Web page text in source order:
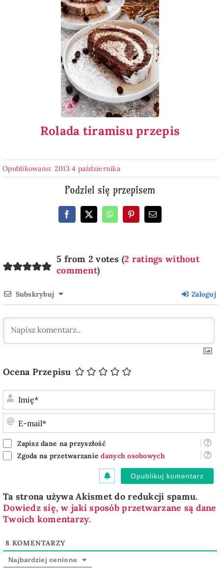
Rolada tiramisu przepis
Opublikowano: 2013 4 października
Podziel się przepisem
5 from 2 votes (2 ratings without
comment)
Subskrybuj Zaloguj
Ocena Przepisu
Zapisz dane na przyszłość
Zgoda na przetwarzaniedanych osobowych
Ta strona używa Akismet do redukcji spamu.
Dowiedz się, w jaki sposób przetwarzane są dane
Twoich komentarzy.
8 KOMENTARZY
Najbardziej cenione